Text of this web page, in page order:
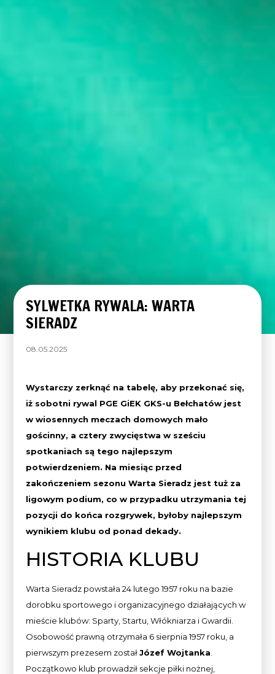
SYLWETKA RYWALA: WARTA
SIERADZ
08.05.2025
Wystarczy zerknąć na tabelę, aby przekonać się,
iż sobotni rywal PGE GiEK GKS-u Bełchatów jest
w wiosennych meczach domowych mało
gościnny, a cztery zwycięstwa w sześciu
spotkaniach są tego najlepszym
potwierdzeniem. Na miesiąc przed
zakończeniem sezonu Warta Sieradz jest tuż za
ligowym podium, co w przypadku utrzymania tej
pozycji do końca rozgrywek, byłoby najlepszym
wynikiem klubu od ponad dekady.
HISTORIA KLUBU
Warta Sieradz powstała 24 lutego 1957 roku na bazie
dorobku sportowego i organizacyjnego działających w
mieście klubów: Sparty, Startu, Włókniarza i Gwardii.
Osobowość prawną otrzymała 6 sierpnia 1957 roku, a
pierwszym prezesem zostałJózef Wojtanka
Początkowo klub prowadził sekcje piłki nożnej,